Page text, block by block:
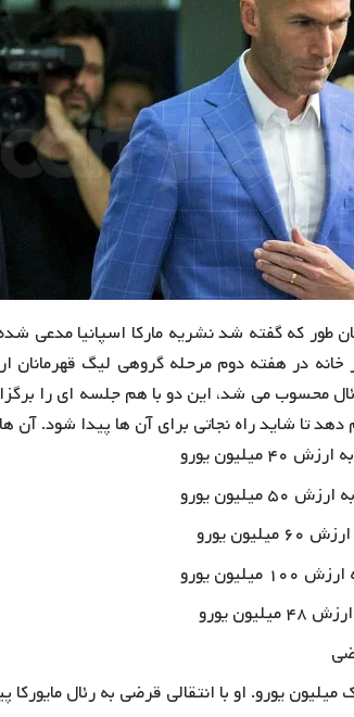
طور که گفته شد نشریه مارکا اسپانیا مدعی
خانه در هفته دوم مرحله گروهی لیگ قهرمانان
محسوب می شد، این دو با هم جلسه ای را
تا شاید راه نجاتی برای آن ها پیدا شود. آن
یورو
یورو
یورو
یورو
یورو
یورو. او با انتقالی قرضی به رئال